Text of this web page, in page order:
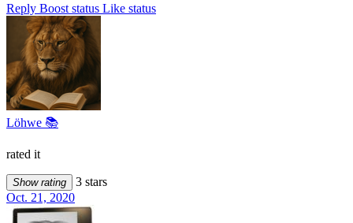
Reply Boost status Like status
Löhwe 📚
rated it
Show rating
3 stars
Oct. 21, 2020